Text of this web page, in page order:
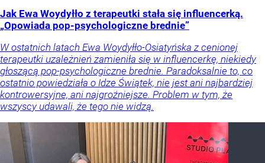
Jak Ewa Woydyłło z terapeutki stała się influencerką.
„Opowiada pop-psychologiczne brednie”
W ostatnich latach Ewa Woydyłło-Osiatyńska z cenionej
terapeutki uzależnień zamieniła się w influencerkę, niekiedy
głoszącą pop-psychologiczne brednie. Paradoksalnie to, co
ostatnio powiedziała o Idze Świątek, nie jest ani najbardziej
kontrowersyjne, ani najgroźniejsze. Problem w tym, że
wszyscy udawali, że tego nie widzą.